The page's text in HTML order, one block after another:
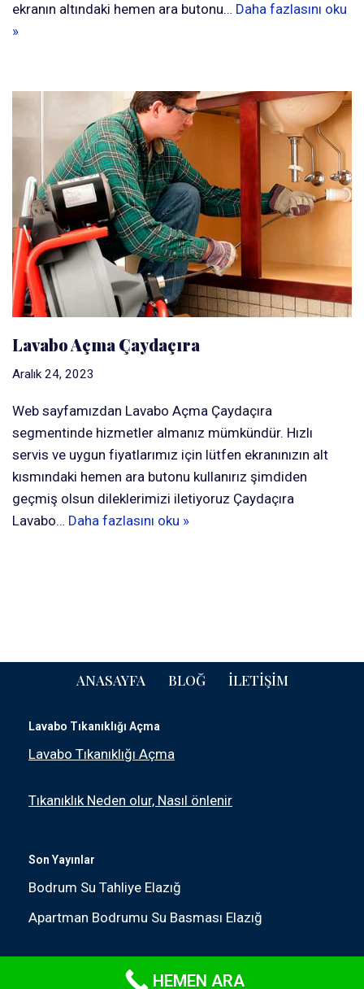
ekranın altındaki hemen ara butonu… Daha fazlasını oku
»
Lavabo Açma Çaydaçıra
Aralık 24, 2023
Web sayfamızdan Lavabo Açma Çaydaçıra
segmentinde hizmetler almanız mümkündür. Hızlı
servis ve uygun fiyatlarımız için lütfen ekranınızın alt
kısmındaki hemen ara butonu kullanırız şimdiden
geçmiş olsun dileklerimizi iletiyoruz Çaydaçıra
Lavabo… Daha fazlasını oku »
ANASAYFA BLOĞ İLETIŞIM
Lavabo Tıkanıklığı Açma
Lavabo Tıkanıklığı Açma
Tıkanıklık Neden olur, Nasıl önlenir
Son Yayınlar
Bodrum Su Tahliye Elazığ
Apartman Bodrumu Su Basması Elazığ
HEMEN ARA